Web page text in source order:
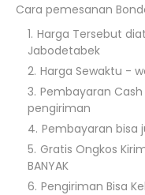
Cara pemesanan
Harga Tersebut
Jabodetabek
Harga Sewaktu -
Pembayaran
pengiriman
Pembayaran bisa
Gratis Ongkos
BANYAK
Pengiriman Bisa